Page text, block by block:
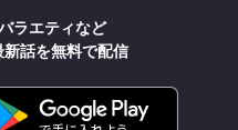
ラエティなど
話を無料で配信